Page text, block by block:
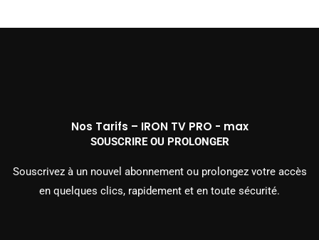
Nos Tarifs – IRON TV PRO - max
SOUSCRIRE OU PROLONGER
Souscrivez à un nouvel abonnement ou prolongez votre accès
en quelques clics, rapidement et en toute sécurité.